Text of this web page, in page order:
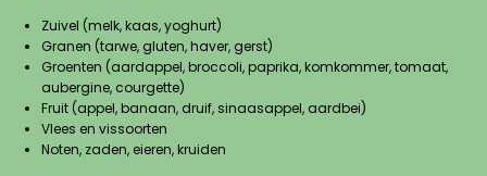
Zuivel (melk, kaas, yoghurt)
Granen (tarwe, gluten, haver, gerst)
Groenten (aardappel, broccoli, paprika, komkommer, tomaat,
aubergine, courgette)
Fruit (appel, banaan, druif, sinaasappel, aardbei)
Vlees en vissoorten
Noten, zaden, eieren, kruiden